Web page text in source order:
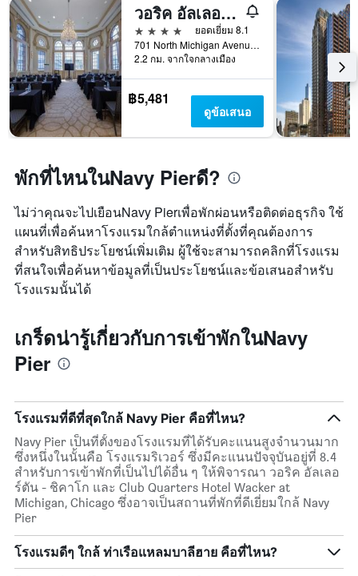
วอริค อัลเลอร์ตัน - ชิคาโก
4 ดาว
ยอดเยี่ยม 8.1
701 North Michigan Avenue, ชิคาโก, IL, สหรัฐอเมริกา
2.2 กม. จากใจกลางเมือง
฿5,481
ดูข้อเสนอ
พักที่ไหนในNavy Pierดี?
ไม่ว่าคุณจะไปเยือนNavy Pierเพื่อพักผ่อนหรือติดต่อธุรกิจ ใช้
แผนที่เพื่อค้นหาโรงแรมใกล้ตำแหน่งที่ตั้งที่คุณต้องการ
สำหรับสิทธิประโยชน์เพิ่มเติม ผู้ใช้จะสามารถคลิกที่โรงแรม
ที่สนใจเพื่อค้นหาข้อมูลที่เป็นประโยชน์และข้อเสนอสำหรับ
โรงแรมนั้นได้
เกร็ดน่ารู้เกี่ยวกับการเข้าพักในNavy
Pier
โรงแรมที่ดีที่สุดใกล้ Navy Pier คือที่ไหน?
Navy Pier เป็นที่ตั้งของโรงแรมที่ได้รับคะแนนสูงจำนวนมาก
ซึ่งหนึ่งในนั้นคือ โรงแรมริเวอร์ ซึ่งมีคะแนนปัจจุบันอยู่ที่ 8.4
สำหรับการเข้าพักที่เป็นไปได้อื่น ๆ ให้พิจารณา วอริค อัลเลอ
ร์ตัน - ชิคาโก และ Club Quarters Hotel Wacker at
Michigan, Chicago ซึ่งอาจเป็นสถานที่พักที่ดีเยี่ยมใกล้ Navy
Pier
โรงแรมดีๆ ใกล้ ท่าเรือแหลมบาลีฮาย คือที่ไหน?